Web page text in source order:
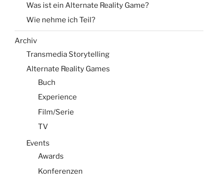
Was ist ein Alternate Reality Game?
Wie nehme ich Teil?
Archiv
Transmedia Storytelling
Alternate Reality Games
Buch
Experience
Film/Serie
TV
Events
Awards
Konferenzen